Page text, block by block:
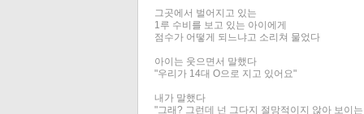
그곳에서 벌어지고 있는
1루 수비를 보고 있는 아이에게
점수가 어떻게 되느냐고 소리쳐 물었다
아이는 웃으면서 말했다
"우리가 14대 O으로 지고 있어요"
내가 말했다
"그래? 그런데 넌 그다지 절망적이지 않아 보이